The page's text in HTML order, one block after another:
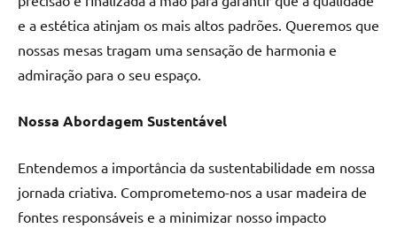
mesas
cascata
resinadas.
Quer
procura
uma
mesa
redonda
e a estética atinjam os mais altos padrões. Queremos que
nossas mesas tragam uma sensação de harmonia e
admiração para o seu espaço.
Nossa Abordagem Sustentável
Entendemos a importância da sustentabilidade em nossa
jornada criativa. Comprometemo-nos a usar madeira de
fontes responsáveis e a minimizar nosso impacto